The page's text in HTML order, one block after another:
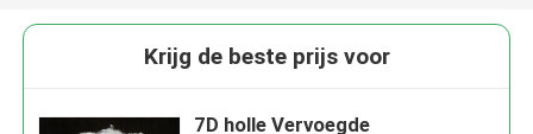
Krijg de beste prijs voor
7D holle Vervoegde